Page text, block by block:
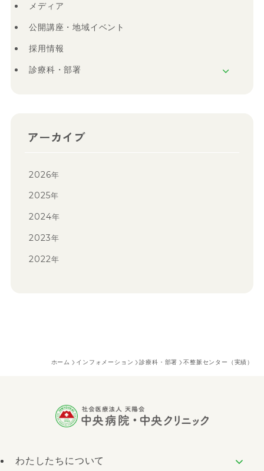
メディア
公開講座・地域イベント
採用情報
診療科・部署
アーカイブ
2026年
2025年
2024年
2023年
2022年
ホーム インフォメーション 診療科・部署 不整脈センター（実績）
わたしたちについて